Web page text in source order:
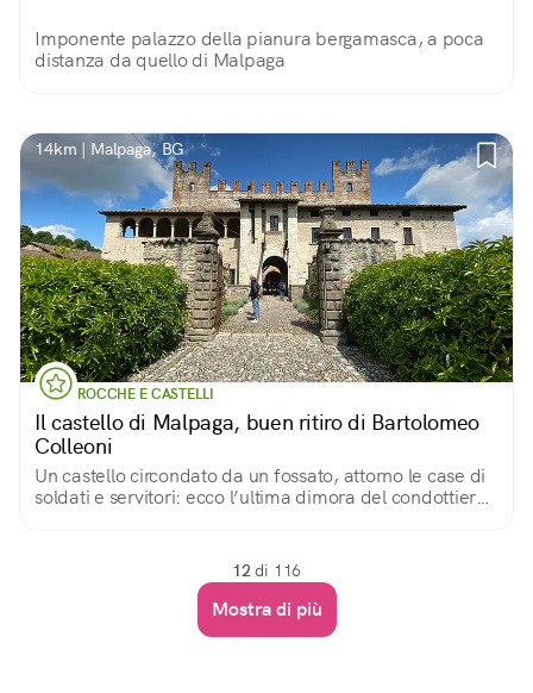
Imponente palazzo della pianura bergamasca, a poca
distanza da quello di Malpaga
14km | Malpaga, BG
ROCCHE E CASTELLI
Il castello di Malpaga, buen ritiro di Bartolomeo
Colleoni
Un castello circondato da un fossato, attorno le case di
soldati e servitori: ecco l’ultima dimora del condottiero
12di 116
Mostra di più